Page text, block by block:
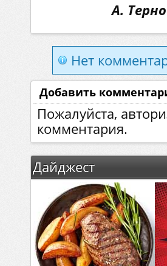
А.
Нет
Добавить
Пожалуйста,
комментария.
Дайджест